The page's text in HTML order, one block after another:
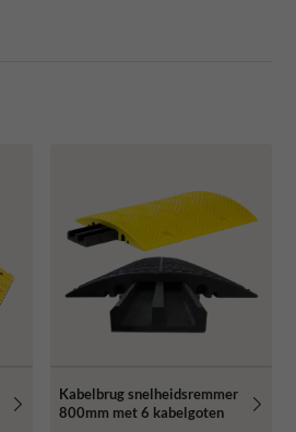
Kabelbrug snelheidsremmer
800mm met 6 kabelgoten